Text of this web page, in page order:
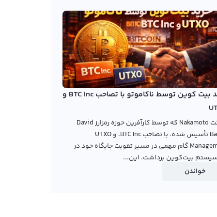
خرید بیت کوین توسط ناکاموتو با تصاحب BTC Inc و
شرکت Nakamoto که توسط کارآفرین حوزه رمزارز David
Bailey تأسیس شده، با تصاحب BTC Inc. و UTXO
Management گام مهمی در مسیر تقویت جایگاه خود در
بیت‌کوین برداشت. این...
خواندن